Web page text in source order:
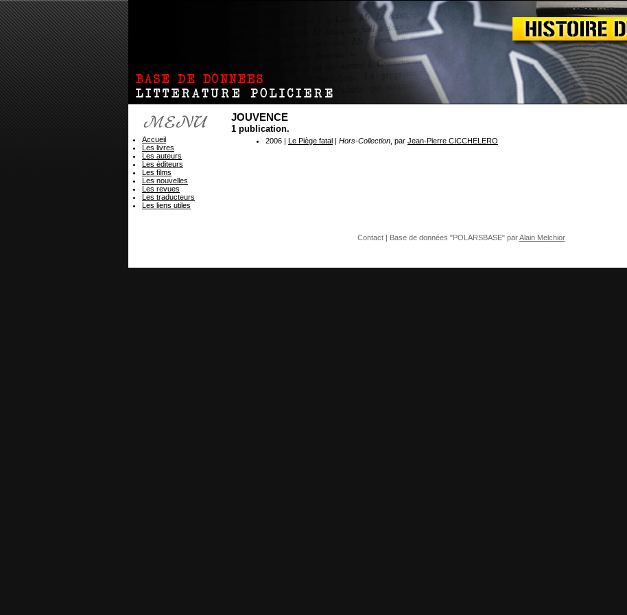
JOUVENCE
1 publication.
2006 | Le Piège fatal | Hors-Collection , par Jean-Pierre CICCHELERO
Accueil
Les livres
Les auteurs
Les éditeurs
Les films
Les nouvelles
Les revues
Les traducteurs
Les liens utiles
Contact| Base de données "POLARSBASE" parAlain Melchior